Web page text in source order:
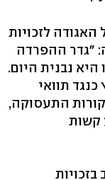
האגודה לזכויות
"גדר ההפרדה
נבנית היום.
תוואי
התעסוקה,
קשות